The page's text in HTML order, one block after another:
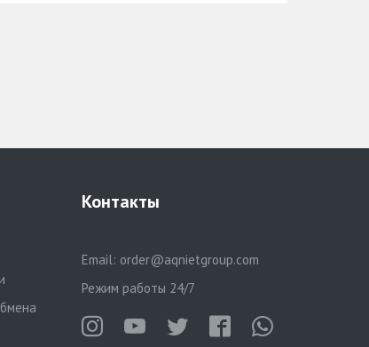
Контакты
Email: order@aqnietgroup.com
Режим работы 24/7